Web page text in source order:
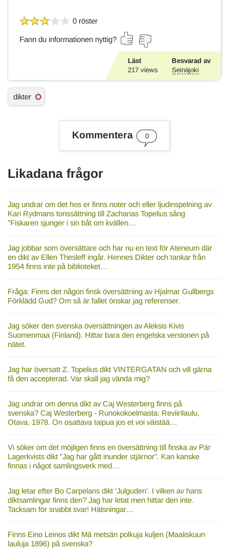
0 röster
Fann du informationen nyttig?
Läst
217 views
Besvarad av
Seinäjoki
Ä
m
dikter
Kommentera 0
Likadana frågor
Jag undrar om det hos er finns noter och eller ljudinspelning av
Kari Rydmans tonssättning till Zacharias Topelius sång
"Fiskaren sjunger i sin båt om kvällen…
Jag jobbar som översättare och har nu en text för Ateneum där
en dikt av Ellen Thesleff ingår. Hennes Dikter och tankar från
1954 finns inte på biblioteket…
Fråga: Finns det någon finsk översättning av Hjalmar Gullbergs
Förklädd Gud? Om så är fallet önskar jag referenser.
Jag söker den svenska översättningen av Aleksis Kivis
Suomenmaa (Finland). Hittar bara den engelska versionen på
nätet.
Jag har översatt Z. Topelius dikt VINTERGATAN och vill gärna
få den accepterad. Var skall jag vända mig?
Jag undrar om denna dikt av Caj Westerberg finns på
svenska? Caj Westerberg - Runokokoelmasta: Reviirilaulu,
Otava, 1978. On osattava taipua jos et voi väistää…
Vi söker om det möjligen finns en översättning till finska av Pär
Lagerkvists dikt "Jag har gått inunder stjärnor". Kan kanske
finnas i något samlingsverk med…
Jag letar efter Bo Carpelans dikt ’Julguden’. I vilken av hans
diktsamlingar finns den? Jag har letat men hittar den inte.
Tacksam för snabbt svar! Hälsningar…
Finns Eino Leinos dikt Mä metsän polkuja kuljen (Maaliskuun
lauluja 1896) på svenska?